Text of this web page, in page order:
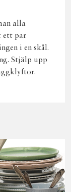
alla
ett par
i en skål.
Stjälp upp